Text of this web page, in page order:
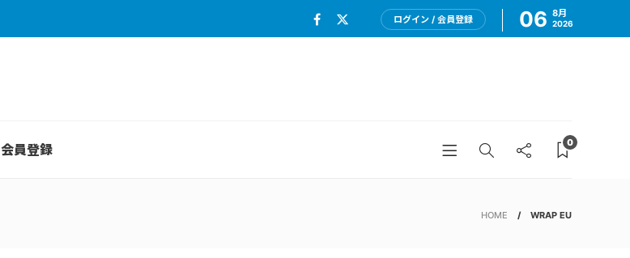
ログイン / 会員登録 06 8月
2026
会員登録 0
HOME WRAP EU